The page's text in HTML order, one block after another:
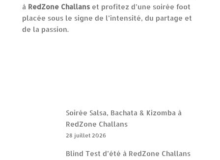
à RedZone Challanset profitez d’une soirée foot
placée sous le signe de l’intensité, du partage et
de la passion.
Soirée Salsa, Bachata & Kizomba à
RedZone Challans
28 juillet 2026
Blind Test d’été à RedZone Challans